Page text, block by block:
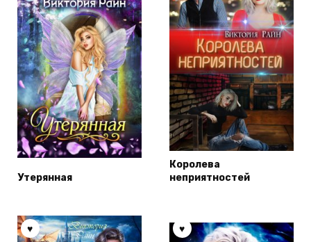
Утерянная
Королева
неприятностей